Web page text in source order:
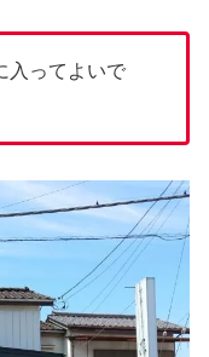
入ってよいで